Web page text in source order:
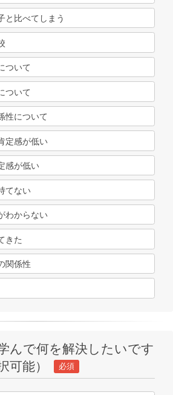
と比べてしまう
ついて
ついて
性について
定感が低い
感が低い
てない
わからない
きた
関係性
んで何を解決したいです
可能）
必須